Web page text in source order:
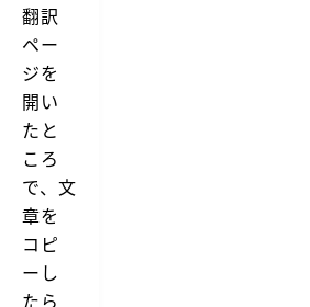
翻訳
ペー
ジを
開い
たと
ころ
で、文
章を
コピ
ーし
たら